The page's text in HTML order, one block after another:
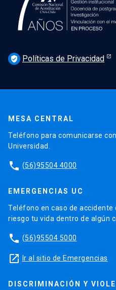
verified_user Políticas de Privacidad
MESA CENTRAL
Teléfono para comunicarse
Universidad.
phone (56)95504 4000
EMERGENCIAS UC
Teléfono en caso de accidente
riesgo tu vida dentro de algún
phone (56)95504 5000
launch Ir al sitio de Emergencias
DISCRIMINACIÓN Y